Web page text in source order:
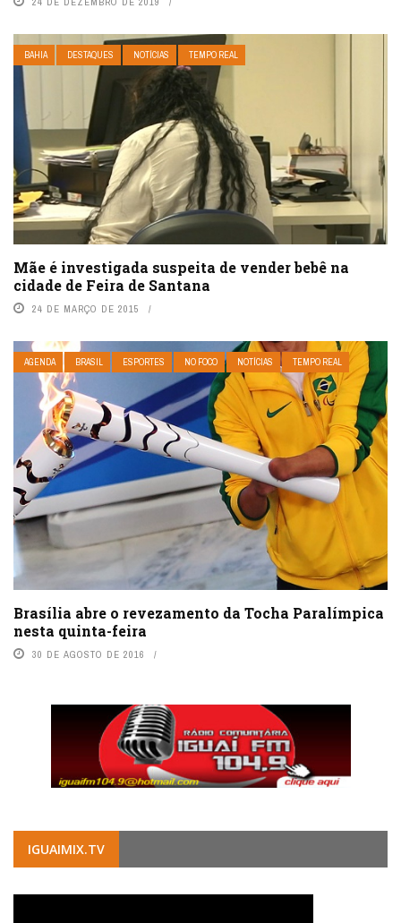
BAHIA DESTAQUES NOTÍCIAS TEMPO REAL
Mãe é investigada suspeita de vender bebê na
cidade de Feira de Santana
24 DE MARÇO DE 2015
AGENDA BRASIL ESPORTES NO FOCO NOTÍCIAS TEMPO REAL
Brasília abre o revezamento da Tocha Paralímpica
nesta quinta-feira
30 DE AGOSTO DE 2016
IGUAIMIX.TV